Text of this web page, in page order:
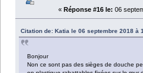
« Réponse #16 le: 06
Citation de: Katia le 06 septembre 2018 à
Bonjour
Non ce sont pas des sièges de douche